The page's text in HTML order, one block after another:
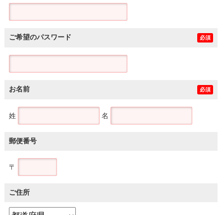
ご希望のパスワード 必須
お名前 必須
姓 名
郵便番号
〒
ご住所